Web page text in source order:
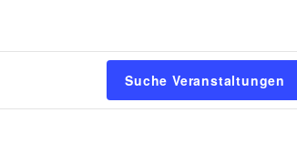
Suche Veranstaltungen